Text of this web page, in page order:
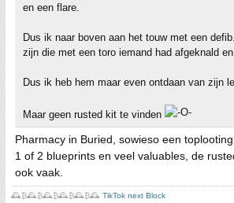
en een flare.
Dus ik naar boven aan het touw met een
zijn die met een toro iemand had afgeknald
Dus ik heb hem maar even ontdaan van zijn
Maar geen rusted kit te vinden
Pharmacy in Buried, sowieso een
1 of 2 blueprints en veel valuables, de
ook vaak.
🕰️₿🕰️₿🕰️₿🕰️₿🕰️₿🕰️ TikTok next Block